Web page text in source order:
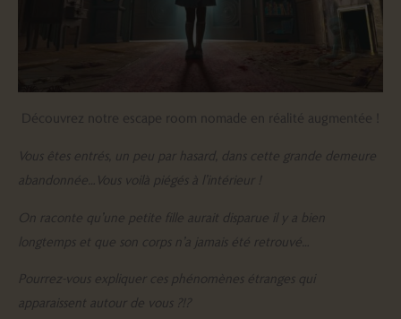
Découvrez notre escape room nomade en réalité augmentée !
Vous êtes entrés, un peu par hasard, dans cette grande demeure
abandonnée…Vous voilà piégés à l’intérieur !
On raconte qu’une petite fille aurait disparue il y a bien
longtemps et que son corps n’a jamais été retrouvé…
Pourrez-vous expliquer ces phénomènes étranges qui
apparaissent autour de vous ?!?